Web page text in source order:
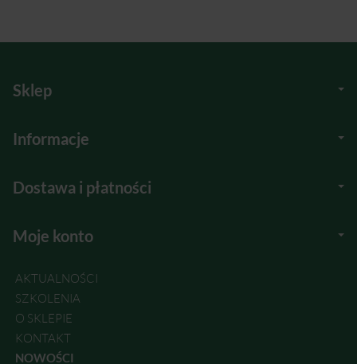
Sklep
Informacje
Dostawa i płatności
Moje konto
AKTUALNOŚCI
SZKOLENIA
O SKLEPIE
KONTAKT
NOWOŚCI